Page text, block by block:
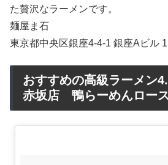
た贅沢なラーメンです。
麺屋ま石
東京都中央区銀座4-4-1 銀座Aビル
おすすめの高級ラーメン
赤坂店 鴨らーめんロース